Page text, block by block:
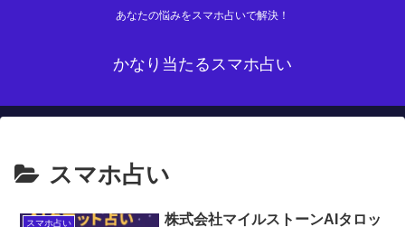
あなたの悩みをスマホ占いで解決！
かなり当たるスマホ占い
スマホ占い
スマホ占い
株式会社マイルストーンAIタロッ